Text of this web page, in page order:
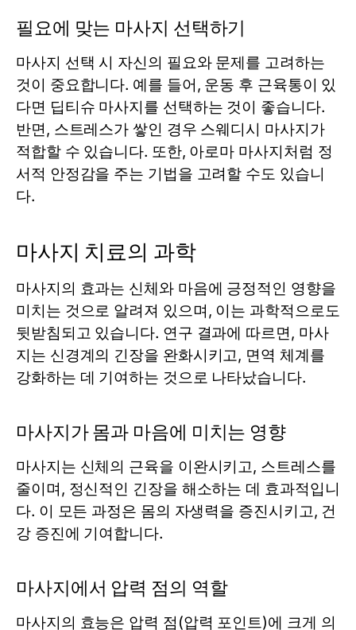
필요에 맞는 마사지 선택하기
마사지 선택 시 자신의 필요와 문제를 고려하는
것이 중요합니다. 예를 들어, 운동 후 근육통이 있
다면 딥티슈 마사지를 선택하는 것이 좋습니다.
반면, 스트레스가 쌓인 경우 스웨디시 마사지가
적합할 수 있습니다. 또한, 아로마 마사지처럼 정
서적 안정감을 주는 기법을 고려할 수도 있습니
다.
마사지 치료의 과학
마사지의 효과는 신체와 마음에 긍정적인 영향을
미치는 것으로 알려져 있으며, 이는 과학적으로도
뒷받침되고 있습니다. 연구 결과에 따르면, 마사
지는 신경계의 긴장을 완화시키고, 면역 체계를
강화하는 데 기여하는 것으로 나타났습니다.
마사지가 몸과 마음에 미치는 영향
마사지는 신체의 근육을 이완시키고, 스트레스를
줄이며, 정신적인 긴장을 해소하는 데 효과적입니
다. 이 모든 과정은 몸의 자생력을 증진시키고, 건
강 증진에 기여합니다.
마사지에서 압력 점의 역할
마사지의 효능은 압력 점(압력 포인트)에 크게 의